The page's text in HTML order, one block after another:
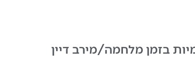
בזמן מלחמה/מירב דיין